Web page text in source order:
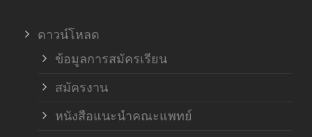
ดาวน์โหลด
ข้อมูลการสมัครเรียน
สมัครงาน
หนังสือแนะนำคณะแพทย์